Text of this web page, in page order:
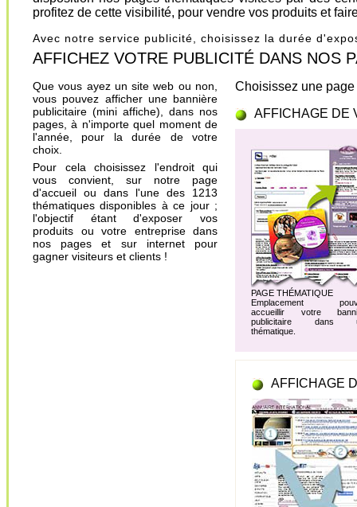
profitez de cette visibilité, pour vendre vos produits et
Avec notre service publicité, choisissez la durée
AFFICHEZ VOTRE PUBLICITÉ DANS NOS
Que vous ayez un site web ou non,
vous pouvez afficher une bannière
publicitaire (mini affiche), dans nos
pages, à n'importe quel moment de
l'année, pour la durée de votre
choix.
Pour cela choisissez l'endroit qui
vous convient, sur notre page
d'accueil ou dans l'une des 1213
thématiques disponibles à ce jour ;
l'objectif étant d'exposer vos
produits ou votre entreprise dans
nos pages et sur internet pour
gagner visiteurs et clients !
Choisissez une
AFFICHAGE DE
PAGE THÉMATIQUE
Emplacement
accueillir votre
publicitaire dans
thématique.
AFFICHAGE